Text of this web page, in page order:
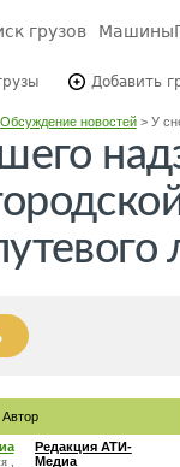
грузов Машины
Добавить
Обсуждение новостей> У
Автор
,
Редакция АТИ-
Медиа